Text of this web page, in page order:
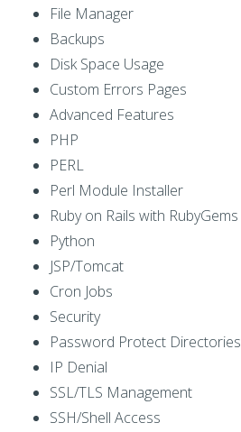
File Manager
Backups
Disk Space Usage
Custom Errors Pages
Advanced Features
PHP
PERL
Perl Module Installer
Ruby on Rails with RubyGems
Python
JSP/Tomcat
Cron Jobs
Security
Password Protect Directories
IP Denial
SSL/TLS Management
SSH/Shell Access